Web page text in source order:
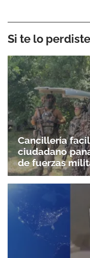
Si te lo perdiste
Cancillería
ciudadano
de fuerzas